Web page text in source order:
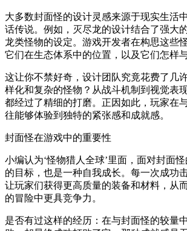
大多数封面怪的设计灵感来源于现实生活
话传说。例如，灭尽龙的设计结合了强大
龙类怪物的设定。游戏开发者在构思这些
它们在生态体系中的位置，以及它们怎样
这让你不禁好奇，设计团队究竟花费了几
样化和复杂的怪物？从战斗机制到视觉表
都经过了精细的打磨。正因如此，玩家在
往能够体验到独特的紧张感和成就感。
封面怪在游戏中的重要性
小编认为‘怪物猎人全球’里面，面对封面
的目标，也是一种自我成长。每一次成功
让玩家们获得更高质量的装备和材料，从
的冒险中更具竞争力。
是否有过这样的经历：在与封面怪的较量